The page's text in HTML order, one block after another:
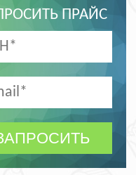
ПРАЙС